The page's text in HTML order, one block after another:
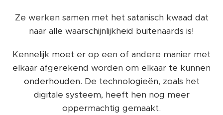
Ze werken samen met het satanisch kwaad dat
naar alle waarschijnlijkheid buitenaards is!
Kennelijk moet er op een of andere manier met
elkaar afgerekend worden om elkaar te kunnen
onderhouden. De technologieën, zoals het
digitale systeem, heeft hen nog meer
oppermachtig gemaakt.